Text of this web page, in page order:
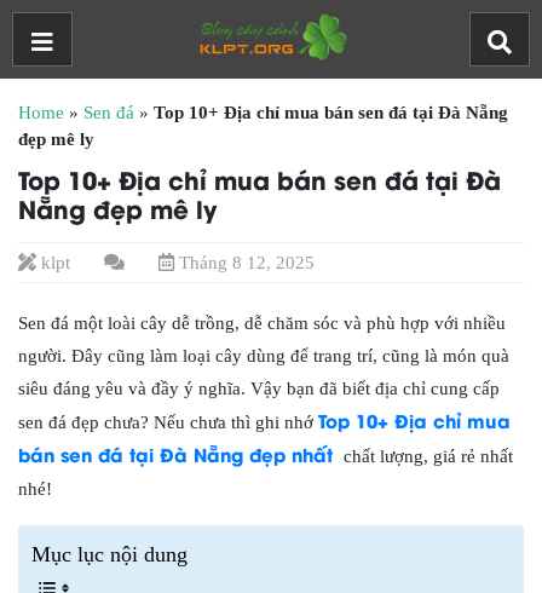
Home » Sen đá » Top 10+ Địa chỉ mua bán sen đá tại Đà Nẵng
đẹp mê ly
Top 10+ Địa chỉ mua bán sen đá tại Đà
Nẵng đẹp mê ly
klpt Tháng 8 12, 2025
Sen đá một loài cây dễ trồng, dễ chăm sóc và phù hợp với nhiều
người. Đây cũng làm loại cây dùng để trang trí, cũng là món quà
siêu đáng yêu và đầy ý nghĩa. Vậy bạn đã biết địa chỉ cung cấp
sen đá đẹp chưa? Nếu chưa thì ghi nhớ Top 10+ Địa chỉ mua
bán sen đá tại Đà Nẵng đẹp nhất chất lượng, giá rẻ nhất
nhé!
Mục lục nội dung